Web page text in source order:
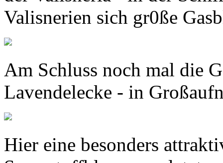
Valisnerien sich gr0ße
Am Schluss noch mal die
Lavendelecke - in
Hier eine besonders